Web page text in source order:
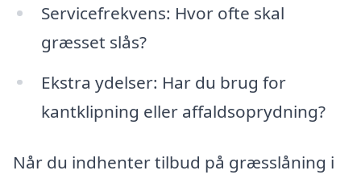
Servicefrekvens: Hvor ofte skal
græsset slås?
Ekstra ydelser: Har du brug for
kantklipning eller affaldsoprydning?
Når du indhenter tilbud på græsslåning i